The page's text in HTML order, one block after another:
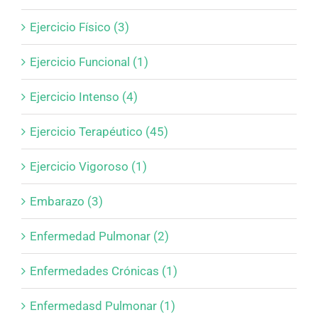
Ejercicio Físico (3)
Ejercicio Funcional (1)
Ejercicio Intenso (4)
Ejercicio Terapéutico (45)
Ejercicio Vigoroso (1)
Embarazo (3)
Enfermedad Pulmonar (2)
Enfermedades Crónicas (1)
Enfermedasd Pulmonar (1)